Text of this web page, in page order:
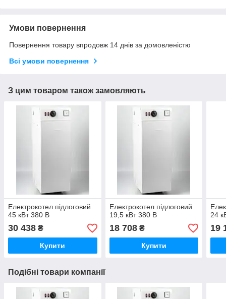
Умови повернення
Повернення товару впродовж 14 днів за домовленістю
Всі умови повернення
З цим товаром також замовляють
Електрокотел підлоговий
45 кВт 380 В
30 438 ₴
Купити
Електрокотел підлоговий
19,5 кВт 380 В
18 708₴
Купити
24
19
Подібні товари компанії